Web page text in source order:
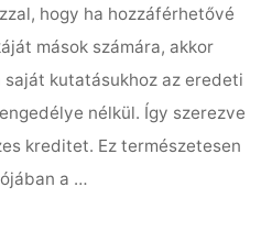
hogy ha hozzáférhetővé
mások számára, akkor
kutatásukhoz az eredeti
nélkül. Így szerezve
kreditet. Ez természetesen
a …